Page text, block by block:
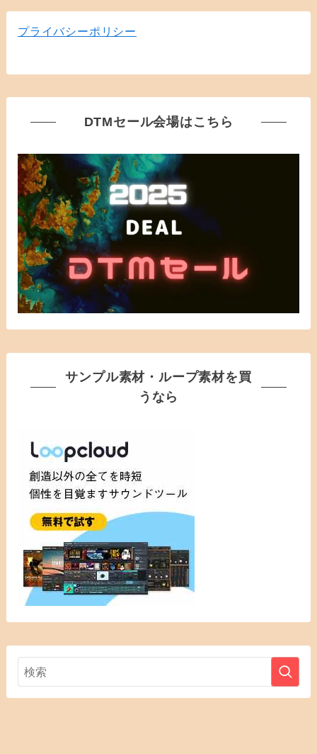
プライバシーポリシー
DTMセール会場はこちら
サンプル素材・ループ素材を買
うなら